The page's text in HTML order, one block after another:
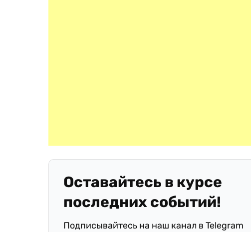
Оставайтесь в курсе
последних событий!
Подписывайтесь на наш канал в Telegram